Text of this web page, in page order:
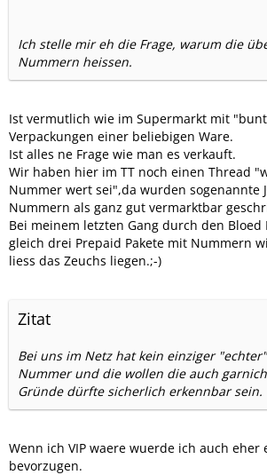
Ich stelle mir eh die Frage, warum die
Nummern heissen.
Ist vermutlich wie im Supermarkt mit
Verpackungen einer beliebigen Ware.
Ist alles ne Frage wie man es verkauft.
Wir haben hier im TT noch einen Thread
Nummer wert sei",da wurden sogenannte
Nummern als ganz gut vermarktbar
Bei meinem letzten Gang durch den
gleich drei Prepaid Pakete mit Nummern
liess das Zeuchs liegen.;-)
Zitat
Bei uns im Netz hat kein einziger
Nummer und die wollen die auch
Gründe dürfte sicherlich erkennbar sein.
Wenn ich VIP waere wuerde ich auch eher
bevorzugen.